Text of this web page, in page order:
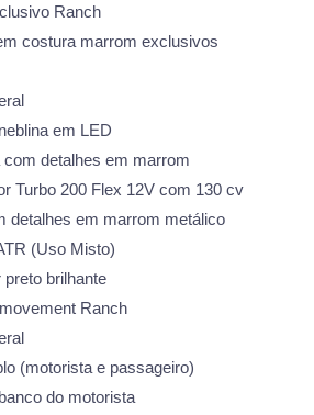
Ranch
costura marrom exclusivos
em LED
com detalhes em marrom
Turbo 200 Flex 12V com 130 cv
detalhes em marrom metálico
(Uso Misto)
preto brilhante
Ranch
(motorista e passageiro)
do motorista